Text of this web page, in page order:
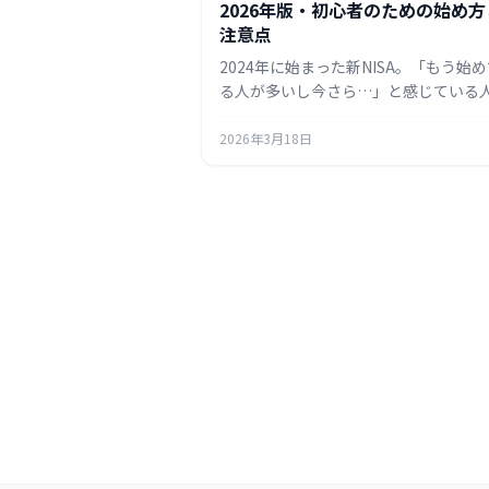
2026年版・初心者のための始め方
注意点
2024年に始まった新NISA。「もう始
る人が多いし今さら…」と感じている
がつまずきやすいポイントを2026年時
2026年3月18日